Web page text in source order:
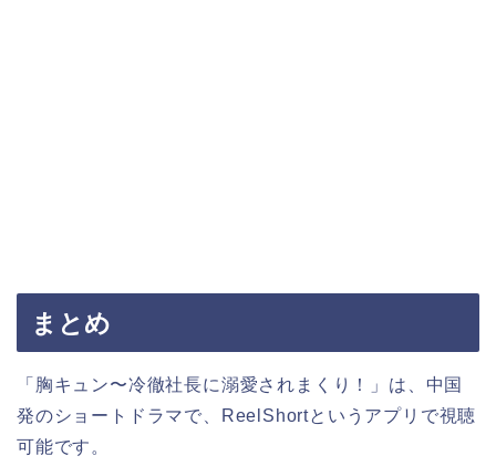
まとめ
「胸キュン〜冷徹社長に溺愛されまくり！」は、中国
発のショートドラマで、ReelShortというアプリで視聴
可能です。